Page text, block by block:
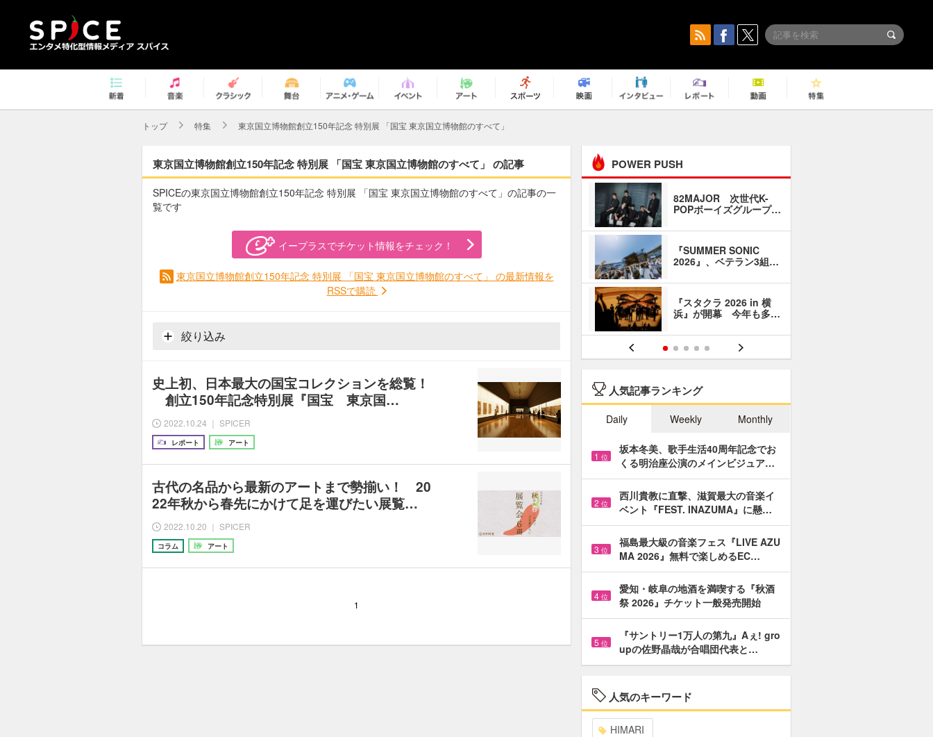
トップ 特集 東京国立博物館創立150年記念 特別展 「国宝 東京国立博物館のすべて」
東京国立博物館創立150年記念 特別展 「国宝 東京国立博物館のすべて」 の記事
SPICEの東京国立博物館創立150年記念 特別展 「国宝 東京国立博物館のすべて」の記事の一
覧です
イープラスでチケット情報をチェック！
東京国立博物館創立150年記念 特別展 「国宝 東京国立博物館のすべて」 の最新情報を
RSSで購読
絞り込み
史上初、日本最大の国宝コレクションを総覧！
創立150年記念特別展『国宝 東京国…
2022.10.24 ｜ SPICER
レポート アート
古代の名品から最新のアートまで勢揃い！ 20
22年秋から春先にかけて足を運びたい展覧…
2022.10.20 ｜ SPICER
コラム アート
1
POWER PUSH
まるで原作の世界から飛
ｅｐｌｕｓ ｗｅｅｋｅ
ｎｄ ｃｌｕｂ
82MAJOR 次世代K-
POPボーイズグループ…
『SUMMER SONIC
2026』、ベテラン3組…
『スタクラ 2026 in 横
浜』が開幕 今年も多…
人気記事ランキング
Daily Weekly Monthly
1 位
坂本冬美、歌手生活40周年記念でお
くる明治座公演のメインビジュア…
2 位
西川貴教に直撃、滋賀最大の音楽イ
ベント『FEST. INAZUMA』に懸…
3 位
福島最大級の音楽フェス『LIVE AZU
MA 2026』無料で楽しめるEC…
4 位
愛知・岐阜の地酒を満喫する『秋酒
祭 2026』チケット一般発売開始
5 位
『サントリー1万人の第九』Aぇ! gro
upの佐野晶哉が合唱団代表と…
人気のキーワード
HIMARI